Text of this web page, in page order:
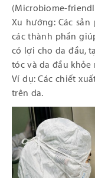
(Microbiome-
Xu hướng: Các
các thành phần
có lợi cho da đầu,
tóc và da đầu khỏe
Ví dụ: Các chiết
trên da.